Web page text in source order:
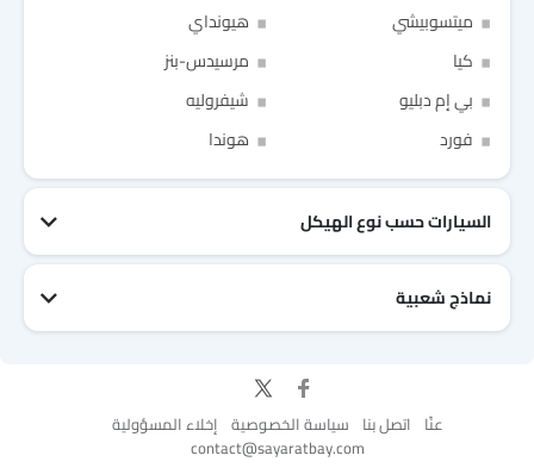
ميتسوبيشي
هيونداي
كيا
مرسيدس-بنز
بي إم دبليو
شيفروليه
فورد
هوندا
السيارات حسب نوع الهيكل
نماذج شعبية
عنّا اتصل بنا سياسة الخصوصية إخلاء المسؤولية
contact@sayaratbay.com
I have read and agree to theشروط الاستخدامand سياسة
Link Your Google Account
Link Your Facebook Account